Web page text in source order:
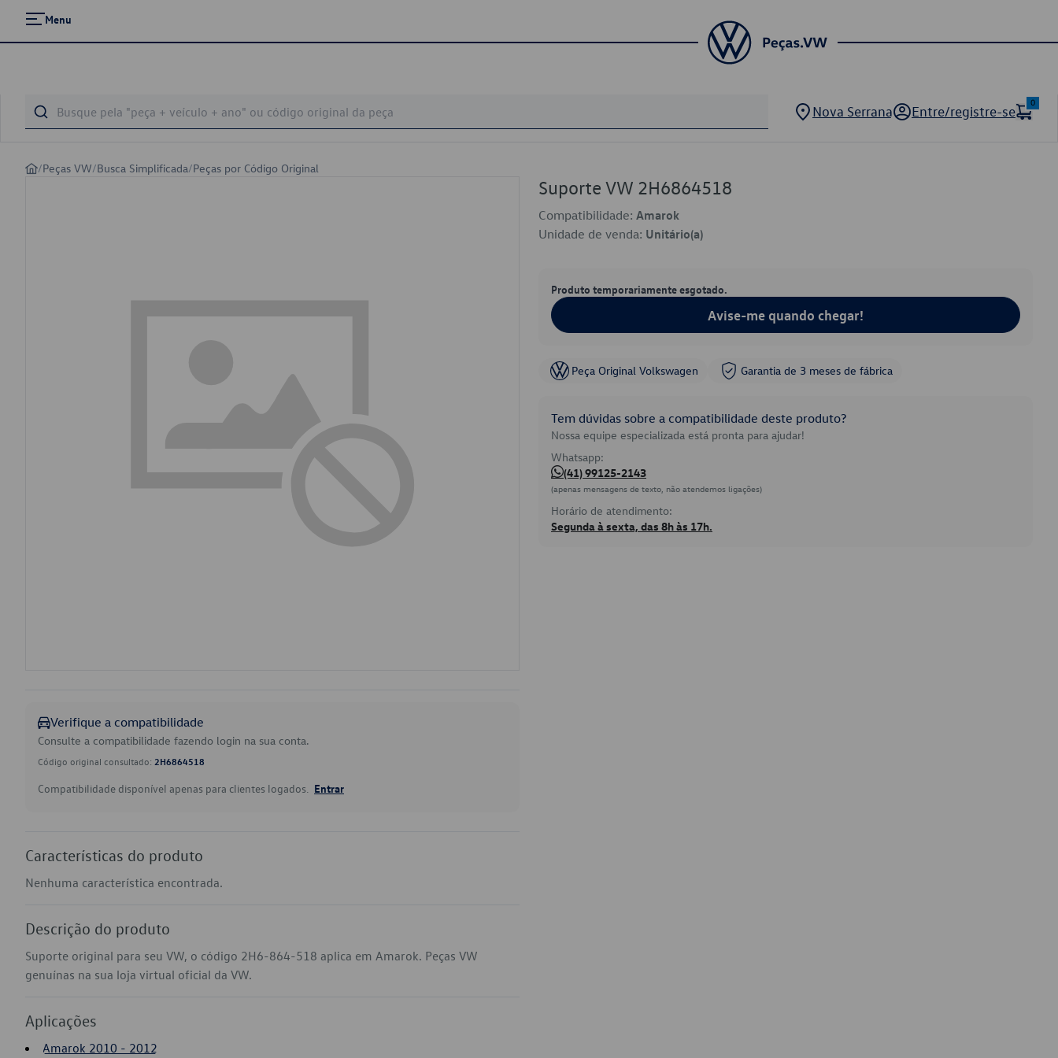
Menu
Nova Serrana Entre/registre-se
0
/Peças VW/Busca Simplificada/Peças por Código Original
Verifique a compatibilidade
Consulte a compatibilidade fazendo login na sua conta.
Código original consultado: 2H6864518
Compatibilidade disponível apenas para clientes logados. Entrar
Características do produto
Nenhuma característica encontrada.
Descrição do produto
Suporte original para seu VW, o código 2H6-864-518 aplica em Amarok. Peças VW
genuínas na sua loja virtual oficial da VW.
Aplicações
Amarok 2010 - 2012
Suporte VW 2H6864518
Compatibilidade: Amarok
Unidade de venda: Unitário(a)
Produto temporariamente esgotado.
Avise-me quando chegar!
Peça Original Volkswagen Garantia de 3 meses de fábrica
Tem dúvidas sobre a compatibilidade deste produto?
Nossa equipe especializada está pronta para ajudar!
Whatsapp:
(41) 99125-2143
(apenas mensagens de texto, não atendemos ligações)
Horário de atendimento:
Segunda à sexta, das 8h às 17h.